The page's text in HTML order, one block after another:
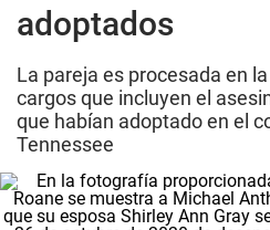
adoptados
La pareja es procesada en
cargos que incluyen el
que habían adoptado en el
Tennessee